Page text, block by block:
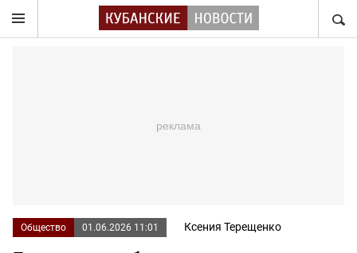
Общество 01.06.2026 11:01 Ксения Терещенко